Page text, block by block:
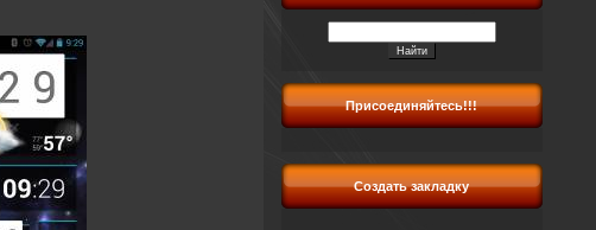
Присоединяйтесь!!!
Создать закладку